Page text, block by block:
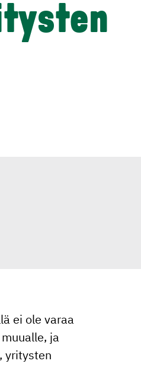
ei ole varaa
ja
yritysten